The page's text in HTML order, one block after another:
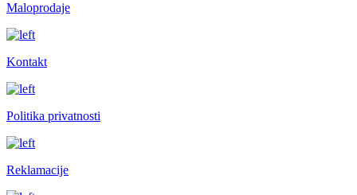
Maloprodaje
Kontakt
Politika privatnosti
Reklamacije